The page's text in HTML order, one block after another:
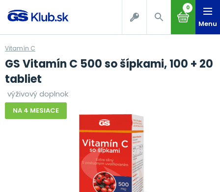
0
Menu
Vitamín C
GS Vitamín C 500 so šípkami, 100 + 20
tabliet
výživový doplnok
NA 4 MESIACE